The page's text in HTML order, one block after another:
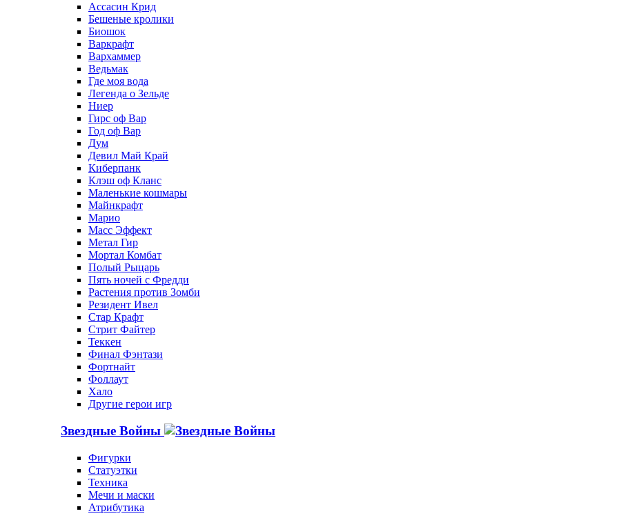
Ассасин Крид
Бешеные кролики
Биошок
Варкрафт
Вархаммер
Ведьмак
Где моя вода
Легенда о Зельде
Ниер
Гирс оф Вар
Год оф Вар
Дум
Девил Май Край
Киберпанк
Клэш оф Кланс
Маленькие кошмары
Майнкрафт
Марио
Масс Эффект
Метал Гир
Мортал Комбат
Полый Рыцарь
Пять ночей с Фредди
Растения против Зомби
Резидент Ивел
Стар Крафт
Стрит Файтер
Теккен
Финал Фэнтази
Фортнайт
Фоллаут
Хало
Другие герои игр
Звездные Войны
Фигурки
Статуэтки
Техника
Мечи и маски
Атрибутика